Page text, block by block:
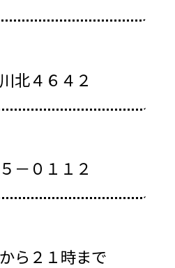
北４６４２
－０１１２
ら２１時まで